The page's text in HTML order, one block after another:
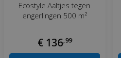
Ecostyle Aaltjes tegen
engerlingen 500 m²
€ 136,99